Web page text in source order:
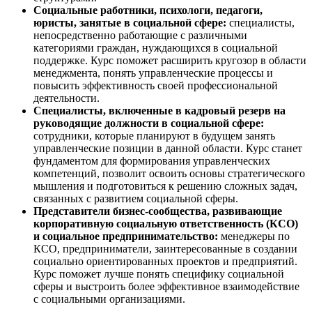
Социальные работники, психологи, педагоги,
юристы, занятые в социальной сфере: специалисты,
непосредственно работающие с различными
категориями граждан, нуждающихся в социальной
поддержке. Курс поможет расширить кругозор в области
менеджмента, понять управленческие процессы и
повысить эффективность своей профессиональной
деятельности.
Специалисты, включенные в кадровый резерв на
руководящие должности в социальной сфере:
сотрудники, которые планируют в будущем занять
управленческие позиции в данной области. Курс станет
фундаментом для формирования управленческих
компетенций, позволит освоить основы стратегического
мышления и подготовиться к решению сложных задач,
связанных с развитием социальной сферы.
Представители бизнес-сообщества, развивающие
корпоративную социальную ответственность (КСО)
и социальное предпринимательство: менеджеры по
КСО, предприниматели, заинтересованные в создании
социально ориентированных проектов и предприятий.
Курс поможет лучше понять специфику социальной
сферы и выстроить более эффективное взаимодействие
с социальными организациями.